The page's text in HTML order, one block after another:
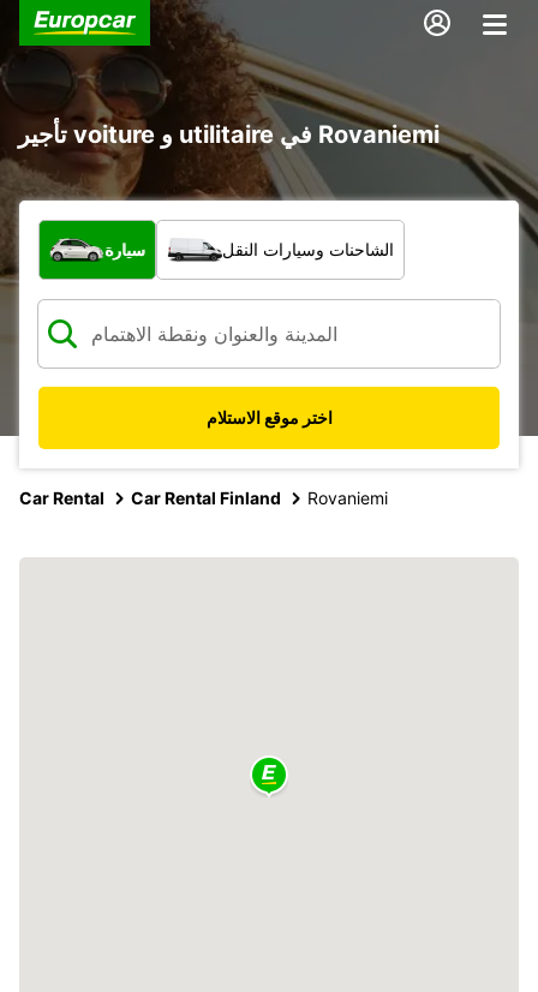
تأجير voiture و utilitaire في Rovaniemi
ما نوع المركبة؟
سيارة الشاحنات وسيارات النقل
اختر موقع الاستلام
Car Rental Car Rental Finland Rovaniemi